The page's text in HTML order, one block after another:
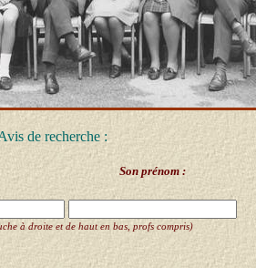
de recherche :
Son prénom :
à droite et de haut en bas, profs compris)